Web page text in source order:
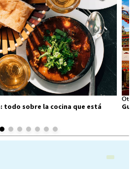
todo sobre la cocina que está
Otros
Guía